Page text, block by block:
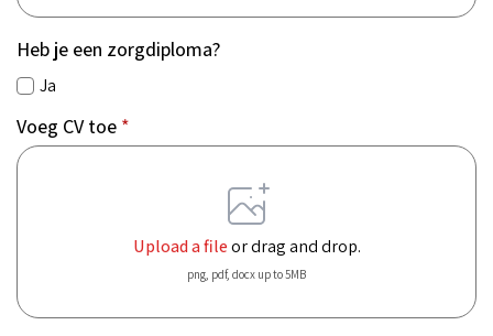
Heb je een zorgdiploma?
Ja
Voeg CV toe *
Upload a fileor drag and drop.
png, pdf, docx up to 5MB